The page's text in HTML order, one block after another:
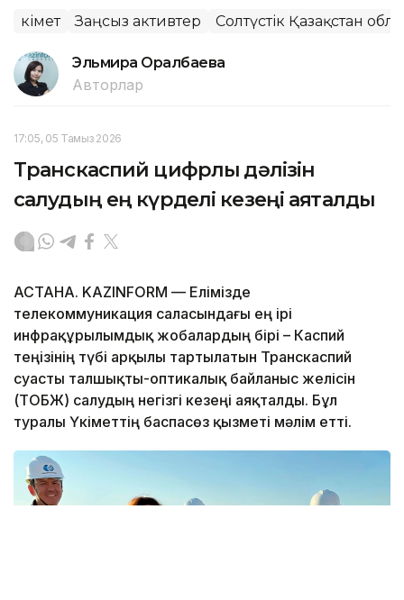
Үкімет Заңсыз активтер Солтүстік Қазақстан
Эльмира Оралбаева
Авторлар
17:05, 05 Тамыз 2026
Транскаспий цифрлық дәлізін
салудың ең күрделі кезеңі аяқталды
АСТАНА. KAZINFORM — Елімізде
телекоммуникация саласындағы ең ірі
инфрақұрылымдық жобалардың бірі – Каспий
теңізінің түбі арқылы тартылатын Транскаспий
суасты талшықты-оптикалық байланыс желісін
(ТОБЖ) салудың негізгі кезеңі аяқталды. Бұл
туралы Үкіметтің баспасөз қызметі мәлім етті.